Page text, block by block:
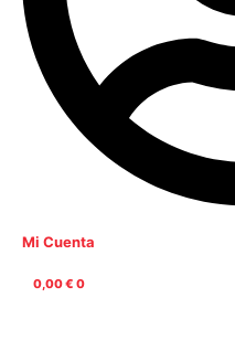
Mi Cuenta
0,00€ 0